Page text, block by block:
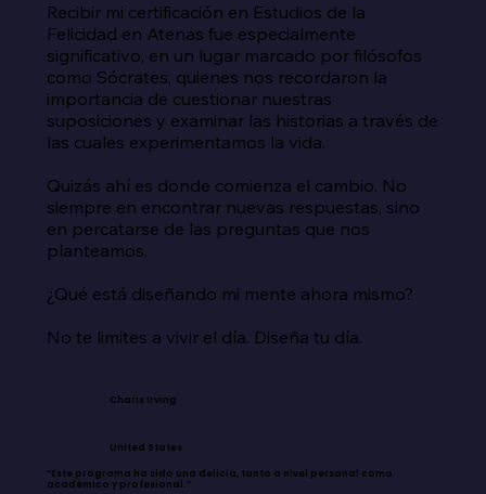
Recibir mi certificación en Estudios de la
Felicidad en Atenas fue especialmente
significativo, en un lugar marcado por filósofos
como Sócrates, quienes nos recordaron la
importancia de cuestionar nuestras
suposiciones y examinar las historias a través de
las cuales experimentamos la vida.
Quizás ahí es donde comienza el cambio. No
siempre en encontrar nuevas respuestas, sino
en percatarse de las preguntas que nos
planteamos.
¿Qué está diseñando mi mente ahora mismo?
No te limites a vivir el día. Diseña tu día.
Charis Irving
United States
“Este programa ha sido una delicia, tanto a nivel personal como
académico y profesional.”